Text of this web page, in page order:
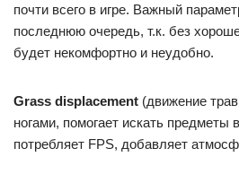
почти всего в игре. Важный
последнюю очередь, т.к. без
будет некомфортно и неудобно.
Grass displacement (движение
ногами, помогает искать предметы
потребляет FPS, добавляет